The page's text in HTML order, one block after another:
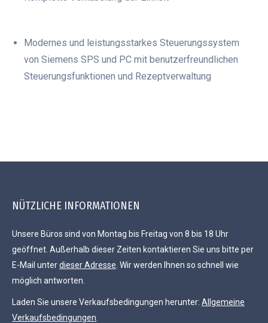
Modernes und leistungsstarkes Steuerungssystem
von Siemens SPS und PC mit benutzerfreundlichen
Steuerungsfunktionen und Rezeptverwaltung
NÜTZLICHE INFORMATIONEN
Unsere Büros sind von Montag bis Freitag von 8 bis 18 Uhr
geöffnet. Außerhalb dieser Zeiten kontaktieren Sie uns bitte per
E-Mail unterdieser Adresse . Wir werden Ihnen so schnell wie
möglich antworten.
Laden Sie unsere Verkaufsbedingungen herunter: Allgemeine
Verkaufsbedingungen